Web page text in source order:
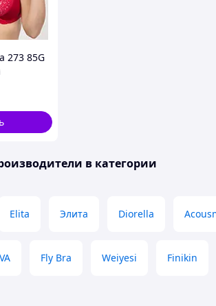
273 85G
в категории
Elita Элита Diorella
Fly Bra Weiyesi Finikin